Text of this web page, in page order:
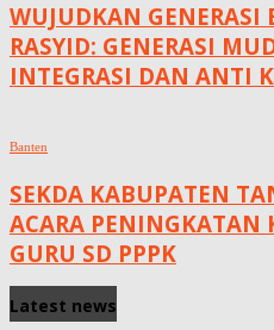
WUJUDKAN GENERASI
RASYID: GENERASI
INTEGRASI DAN ANTI
Banten
SEKDA KABUPATEN
ACARA PENINGKATAN
GURU SD PPPK
Latest news